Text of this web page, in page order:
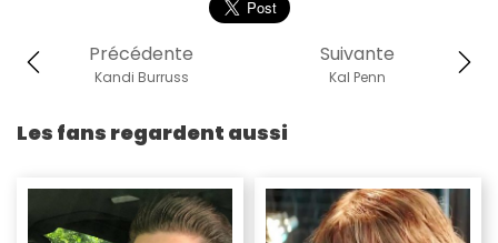
Suivante
Kal Penn
Précédente
Kandi Burruss
Les fans regardent aussi